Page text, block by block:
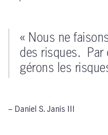
« Nous ne
des risques. Par
gérons les
– Daniel S. Janis III